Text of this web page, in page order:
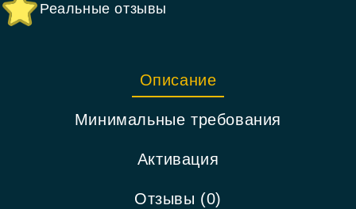
Реальные отзывы
Описание
Минимальные требования
Активация
Отзывы (0)